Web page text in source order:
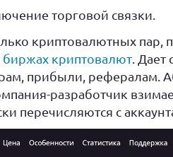
торговой связки.
криптовалютных пар,
биржах криптовалют .
прибыли, рефералам.
разработчик
перечисляются с